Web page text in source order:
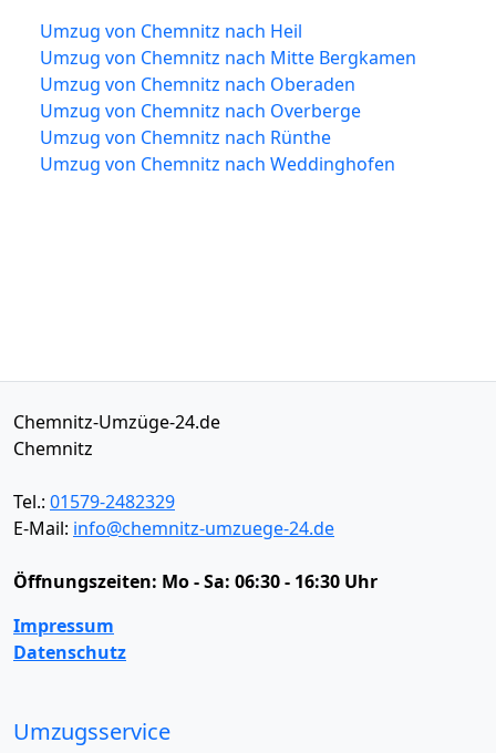
Umzug von Chemnitz nach Heil
Umzug von Chemnitz nach Mitte Bergkamen
Umzug von Chemnitz nach Oberaden
Umzug von Chemnitz nach Overberge
Umzug von Chemnitz nach Rünthe
Umzug von Chemnitz nach Weddinghofen
Chemnitz-Umzüge-24.de
Chemnitz
Tel.: 01579-2482329
E-Mail: info@chemnitz-umzuege-24.de
Öffnungszeiten: Mo - Sa: 06:30 - 16:30 Uhr
Impressum
Datenschutz
Umzugsservice